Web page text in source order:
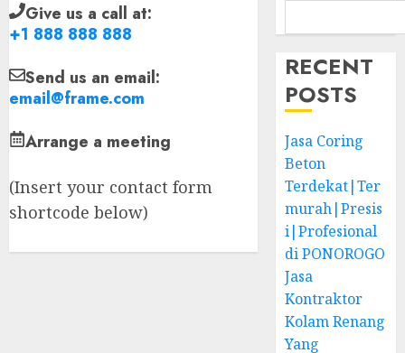
Give us a call at:
+1 888 888 888
Send us an email:
email@frame.com
Arrange a meeting
(Insert your contact form
shortcode below)
RECENT
POSTS
Jasa Coring
Beton
Terdekat|Ter
murah|Presis
i|Profesional
di PONOROGO
Jasa
Kontraktor
Kolam Renang
Yang